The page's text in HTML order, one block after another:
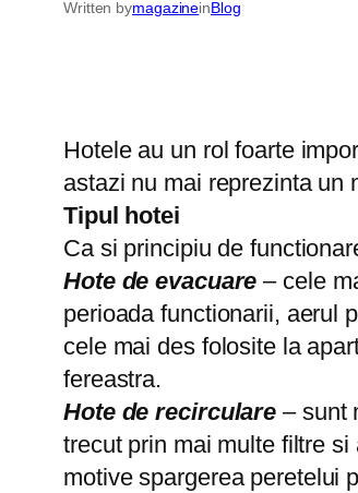
Written bymagazineinBlog
Hotele au un rol foarte
astazi nu mai reprezinta un
Tipul hotei
Ca si principiu de
Hote de evacuare – cele
perioada functionarii, aerul
cele mai des folosite la
fereastra.
Hote de recirculare – sunt
trecut prin mai multe filtre
motive spargerea peretelui